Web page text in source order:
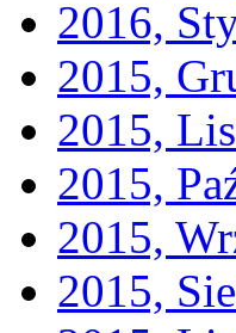
2016,
2015,
2015,
2015,
2015,
2015,